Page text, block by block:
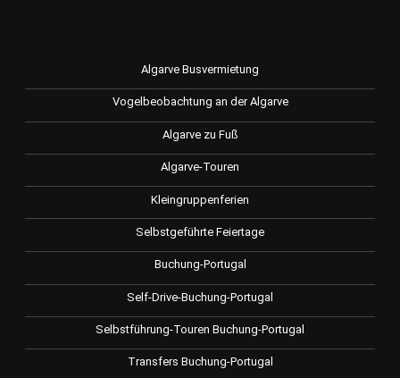
Algarve Busvermietung
Vogelbeobachtung an der Algarve
Algarve zu Fuß
Algarve-Touren
Kleingruppenferien
Selbstgeführte Feiertage
Buchung-Portugal
Self-Drive-Buchung-Portugal
Selbstführung-Touren Buchung-Portugal
Transfers Buchung-Portugal